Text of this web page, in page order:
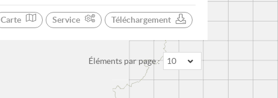
Carte Service Téléchargement
Éléments par page : 10